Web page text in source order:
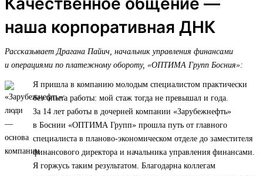
наша корпоративная ДНК
Рассказывает Драгана Пайич, начальник управления финансами
и операциями по платежному обороту, «ОПТИМА Групп Босния»:
Я пришла в компанию молодым специалистом практически
без опыта работы: мой стаж тогда не превышал и года.
За 14 лет работы в дочерней компании «Зарубежнефть»
в Боснии «ОПТИМА Групп» прошла путь от главного
специалиста в планово-экономическом отделе до заместителя
финансового директора и начальника управления финансами.
Я горжусь таким результатом. Благодарна коллегам